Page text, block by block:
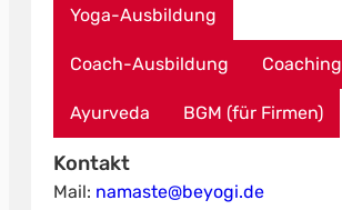
Yoga-Ausbildung
Coach-Ausbildung Coaching
Ayurveda BGM (für Firmen)
Kontakt
Mail: namaste@beyogi.de